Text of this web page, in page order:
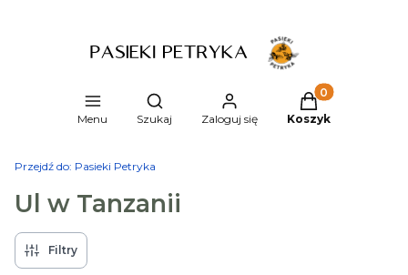
Menu
Otwórz wyszukiwarkę
Szukaj Zaloguj się
Produkty w
Koszyk
Przejdź do: Pasieki Petryka
Ul w Tanzanii
Filtry